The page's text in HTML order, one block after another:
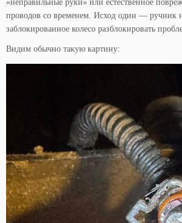
«неправильные руки» или естественное
проводов со временем. Исход один — ручник
заблокированное колесо разблокировать
Видим обычно такую картину: